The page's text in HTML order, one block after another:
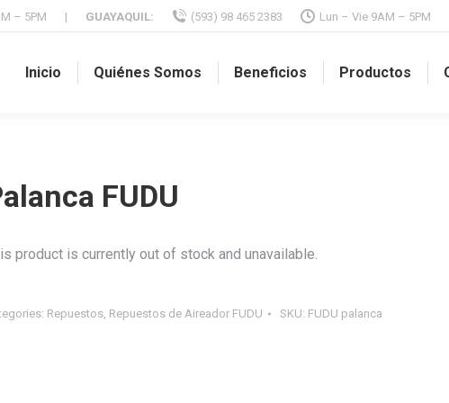
– 5PM | GUAYAQUIL: (593) 98 465 2383 Lun – Vie 9AM – 5PM
Inicio Quiénes Somos Beneficios Productos
FUDU
product is currently out of stock and unavailable.
Repuestos, Repuestos de Aireador FUDU SKU: FUDU palanca